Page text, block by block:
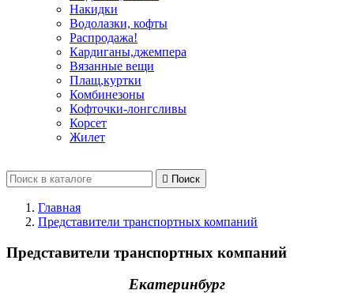
Накидки
Водолазки, кофты
Распродажа!
Кардиганы,джемпера
Вязанные вещи
Плащ,куртки
Комбинезоны
Кофточки-лонгсливы
Корсет
Жилет
 Поиск
Главная
Представители транспортных компаний
Представители транспортных компаний
Екатеринбург